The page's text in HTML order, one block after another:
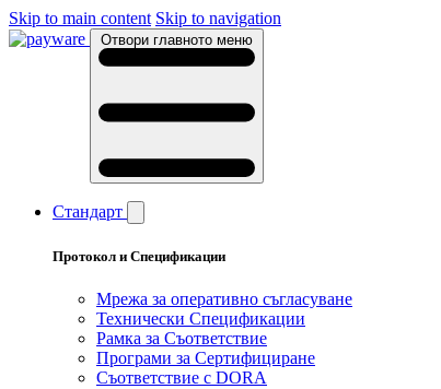
Skip to main content Skip to navigation
Отвори главното меню
Стандарт
Протокол и Спецификации
Мрежа за оперативно съгласуване
Технически Спецификации
Рамка за Съответствие
Програми за Сертифициране
Съответствие с DORA